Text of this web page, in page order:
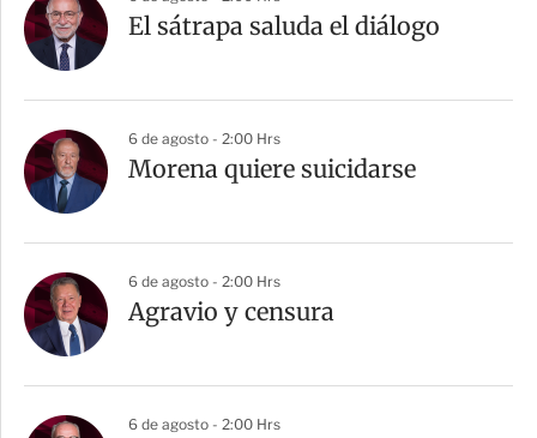
El sátrapa saluda el diálogo
6 de agosto - 2:00 Hrs
Morena quiere suicidarse
6 de agosto - 2:00 Hrs
Agravio y censura
6 de agosto - 2:00 Hrs